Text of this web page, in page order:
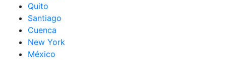
Quito
Santiago
Cuenca
New York
México